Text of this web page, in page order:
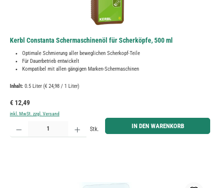
Kerbl Constanta Schermaschinenöl für Scherköpfe, 500 ml
Optimale Schmierung aller beweglichen Scherkopf-Teile
Für Dauerbetrieb entwickelt
Kompatibel mit allen gängigen Marken-Schermaschinen
Inhalt: 0.5 Liter (€ 24,98 / 1 Liter)
Regulärer Preis:
€ 12,49
inkl. MwSt. zzgl. Versand
Produkt Anzahl: Gib den gewünschten Wert ein oder benutze die Schaltflächen um die Anzahl zu
Stk. IN DEN WARENKORB